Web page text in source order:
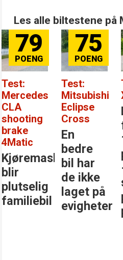
Les alle biltestene på
79
Test:
Mercedes
CLA
shooting
brake
4Matic
Kjøremaskinen
blir
plutselig
familiebil
75
Test:
Mitsubishi
Eclipse
Cross
En
bedre
bil har
de ikke
laget på
evigheter